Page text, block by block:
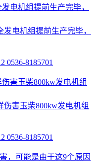
电机组提前生产完毕，
0536-8185701
害玉柴800kw发电机组
0536-8185701
，可能是由于这9个原因